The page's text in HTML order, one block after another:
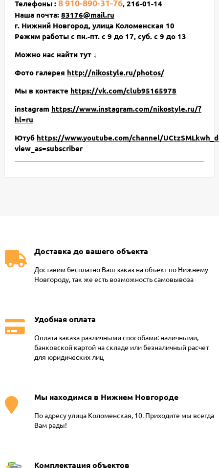
Телефоны : 8 910-890-31-76, 216-01-14
Наша почта: 83176@mail.ru
г. Нижний Новгород, улица Коломенская 10
Режим работы с пн.-пт. с 9 до 17, суб. с 9 до 13
Можно нас найти тут ↓
Фото галерея http://nikostyle.ru/photos/
Мы в контакте https://vk.com/club95165978
instagram https://www.instagram.com/nikostyle.ru/?
hl=ru
Ютуб https://www.youtube.com/channel/
view_as=subscriber
Доставка до вашего объекта
Доставим бесплатно Ваш заказ на объект по Нижнему
Новгороду, так же есть возможность самовывоза
Удобная оплата
Оплата заказа различными способами: наличными,
банковской картой на складе или безналичный расчет
для юридических лиц
Мы находимся в Нижнем Новгороде
По адресу улица Коломенская, 10. Приходите мы всегда
Вам рады!
Комплектация объектов